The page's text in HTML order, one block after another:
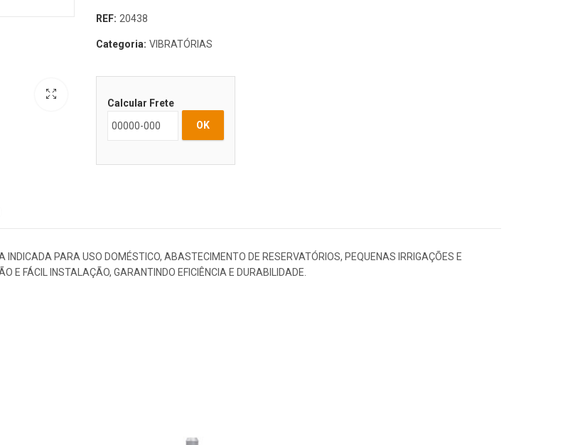
REF: 20438
Categoria: VIBRATÓRIAS
Calcular Frete
OK
PARA USO DOMÉSTICO, ABASTECIMENTO DE RESERVATÓRIOS, PEQUENAS IRRIGAÇÕES E
E FÁCIL INSTALAÇÃO, GARANTINDO EFICIÊNCIA E DURABILIDADE.